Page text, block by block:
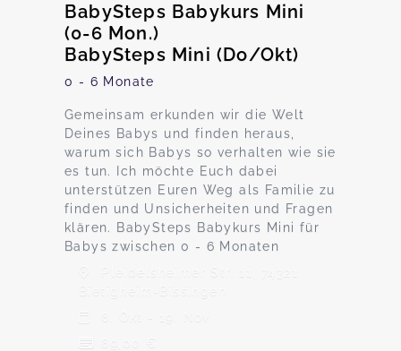
BabySteps Babykurs Mini
(0-6 Mon.)
BabySteps Mini (Do/Okt)
0 - 6 Monate
Gemeinsam erkunden wir die Welt
Deines Babys und finden heraus,
warum sich Babys so verhalten wie sie
es tun. Ich möchte Euch dabei
unterstützen Euren Weg als Familie zu
finden und Unsicherheiten und Fragen
klären. BabySteps Babykurs Mini für
Babys zwischen 0 - 6 Monaten
Pleidelsheimer Str. 11, 74321
Bietigheim-Bissingen
8. Okt - 19. Nov
89,00 €